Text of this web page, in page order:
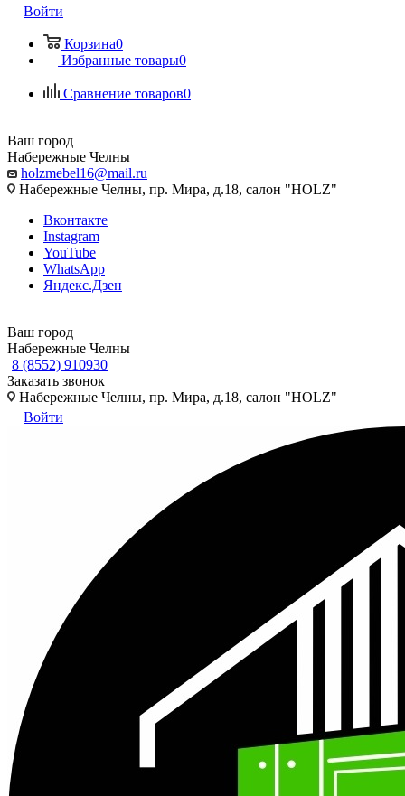
Войти
Корзина0
Избранные товары0
Сравнение товаров0
Ваш город
Набережные Челны
holzmebel16@mail.ru
Набережные Челны, пр. Мира, д.18, салон "HOLZ"
Вконтакте
Instagram
YouTube
WhatsApp
Яндекс.Дзен
Ваш город
Набережные Челны
8 (8552) 910930
Заказать звонок
Набережные Челны, пр. Мира, д.18, салон "HOLZ"
Войти